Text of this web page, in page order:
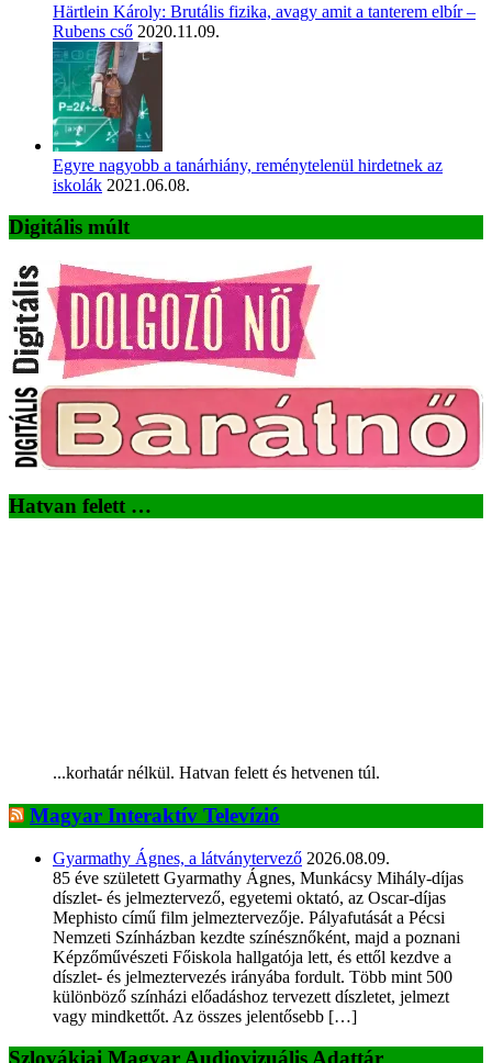
Härtlein Károly: Brutális fizika, avagy amit a tanterem elbír –
Rubens cső 2020.11.09.
Egyre nagyobb a tanárhiány, reménytelenül hirdetnek az
iskolák 2021.06.08.
Digitális múlt
Hatvan felett …
...korhatár nélkül. Hatvan felett és hetvenen túl.
Magyar Interaktív Televízió
Gyarmathy Ágnes, a látványtervező 2026.08.09.
85 éve született Gyarmathy Ágnes, Munkácsy Mihály-díjas
díszlet- és jelmeztervező, egyetemi oktató, az Oscar-díjas
Mephisto című film jelmeztervezője. Pályafutását a Pécsi
Nemzeti Színházban kezdte színésznőként, majd a poznani
Képzőművészeti Főiskola hallgatója lett, és ettől kezdve a
díszlet- és jelmeztervezés irányába fordult. Több mint 500
különböző színházi előadáshoz tervezett díszletet, jelmezt
vagy mindkettőt. Az összes jelentősebb […]
Szlovákiai Magyar Audiovizuális Adattár